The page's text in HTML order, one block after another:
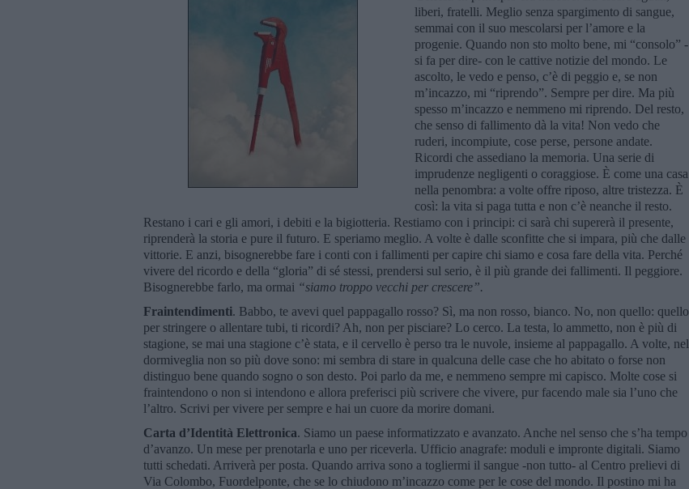
liberi, fratelli. Meglio senza spargimento di sangue,
semmai con il suo mescolarsi per l’amore e la
progenie. Quando non sto molto bene, mi “consolo” -
si fa per dire- con le cattive notizie del mondo. Le
ascolto, le vedo e penso, c’è di peggio e, se non
m’incazzo, mi “riprendo”. Sempre per dire. Ma più
spesso m’incazzo e nemmeno mi riprendo. Del resto,
che senso di fallimento dà la vita! Non vedo che
ruderi, incompiute, cose perse, persone andate.
Ricordi che assediano la memoria. Una serie di
imprudenze negligenti o coraggiose. È come una casa
nella penombra: a volte offre riposo, altre tristezza. È
così: la vita si paga tutta e non c’è neanche il resto.
Restano i cari e gli amori, i debiti e la bigiotteria. Restiamo con i principi: ci sarà chi supererà il presente,
riprenderà la storia e pure il futuro. E speriamo meglio. A volte è dalle sconfitte che si impara, più che dalle
vittorie. E anzi, bisognerebbe fare i conti con i fallimenti per capire chi siamo e cosa fare della vita. Perché
vivere del ricordo e della “gloria” di sé stessi, prendersi sul serio, è il più grande dei fallimenti. Il peggiore.
Bisognerebbe farlo, ma ormai “siamo troppo vecchi per crescere”.
Fraintendimenti. Babbo, te avevi quel pappagallo rosso? Sì, ma non rosso, bianco. No, non quello: quello
per stringere o allentare tubi, ti ricordi? Ah, non per pisciare? Lo cerco. La testa, lo ammetto, non è più di
stagione, se mai una stagione c’è stata, e il cervello è perso tra le nuvole, insieme al pappagallo. A volte, nel
dormiveglia non so più dove sono: mi sembra di stare in qualcuna delle case che ho abitato o forse non
distinguo bene quando sogno o son desto. Poi parlo da me, e nemmeno sempre mi capisco. Molte cose si
fraintendono o non si intendono e allora preferisci più scrivere che vivere, pur facendo male sia l’uno che
l’altro. Scrivi per vivere per sempre e hai un cuore da morire domani.
Carta d’Identità Elettronica. Siamo un paese informatizzato e avanzato. Anche nel senso che s’ha tempo
d’avanzo. Un mese per prenotarla e uno per riceverla. Ufficio anagrafe: moduli e impronte digitali. Siamo
tutti schedati. Arriverà per posta. Quando arriva sono a togliermi il sangue -non tutto- al Centro prelievi di
Via Colombo, Fuordelponte, che se lo chiudono m’incazzo come per le cose del mondo. Il postino mi ha